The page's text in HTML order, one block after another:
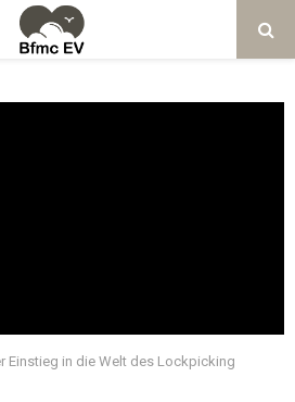
Einstieg in die Welt des Lockpicking